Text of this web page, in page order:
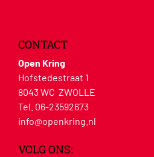
CONTACT
Open Kring
Hofstedestraat 1
8043 WC ZWOLLE
Tel. 06-23592673
info@openkring.nl
VOLG ONS: